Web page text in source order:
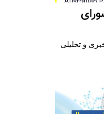
و تحلیلی